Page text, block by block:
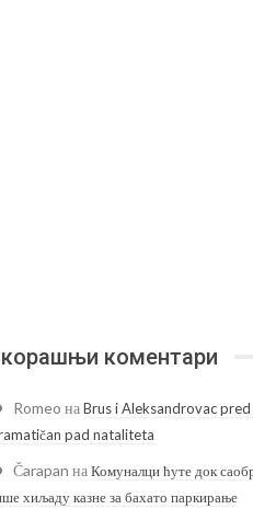
коментари
Romeo наBrus i Aleksandrovac
pad nataliteta
Čarapan наКомуналци ћуте док
хиљаду казне за бахато паркирање